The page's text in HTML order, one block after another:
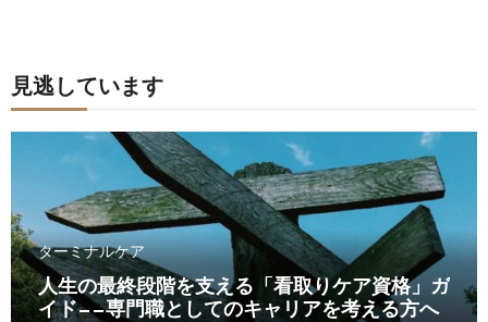
見逃しています
ターミナルケア
人生の最終段階を支える「看取りケア資格」ガ
イド——専門職としてのキャリアを考える方へ